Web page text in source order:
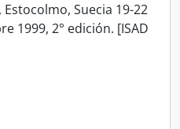
Suecia 19-22
1999, 2° edición. [ISAD